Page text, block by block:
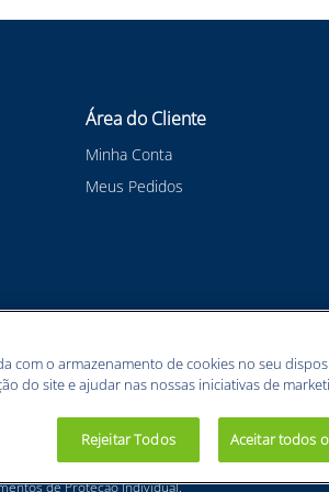
para os olhos, nariz e boca
utilizado em sua fabricação, aliada
Área do Cliente
Minha Conta
Meus Pedidos
- CNPJ: 43.854.777/0001-26 - Estrada Velha
de Proteção Individual.
com o armazenamento de cookies no seu
do site e ajudar nas nossas iniciativas de
Rejeitar Todos Aceitar todos